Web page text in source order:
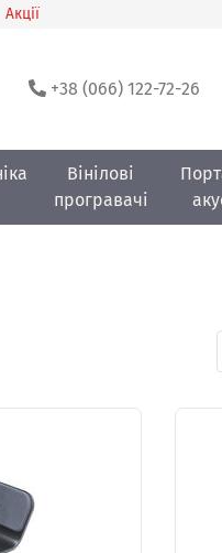
Акції
+38 (066) 122-72-26
Вінілові
програвачі